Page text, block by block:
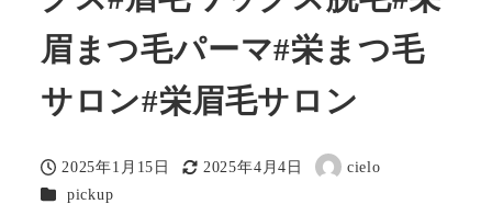
眉まつ毛パーマ#栄まつ毛
サロン#栄眉毛サロン
投稿日
2025年1月15日
更新日
2025年4月4日
著
cielo
カテゴリー
pickup